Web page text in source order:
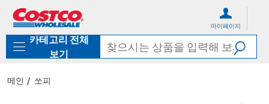
로
기
가
마이페이지
카테고리 전체
보기
메인 쏘피